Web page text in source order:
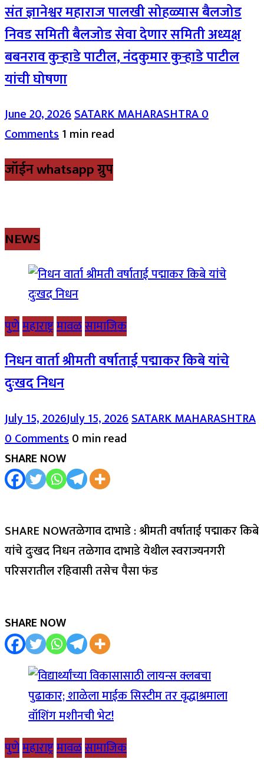
संत ज्ञानेश्वर महाराज पालखी सोहळ्यास बैलजोड
निवड समिती बैलजोड सेवा देणार समिती अध्यक्ष
बबनराव कुऱ्हाडे पाटील, नंदकुमार कुऱ्हाडे पाटील
यांची घोषणा
June 20, 2026SATARK MAHARASHTRA0
Comments1 min read
जॉईन whatsapp ग्रुप
NEWS
पुणेमहाराष्ट्रमावळसामाजिक
निधन वार्ता श्रीमती वर्षाताई पद्माकर किबे यांचे
दुःखद निधन
July 15, 2026July 15, 2026SATARK MAHARASHTRA
0 Comments0 min read
SHARE NOW
SHARE NOWतळेगाव दाभाडे : श्रीमती वर्षाताई पद्माकर किबे
यांचे दुःखद निधन तळेगाव दाभाडे येथील स्वराज्यनगरी
परिसरातील रहिवासी तसेच पैसा फंड
SHARE NOW
पुणेमहाराष्ट्रमावळसामाजिक